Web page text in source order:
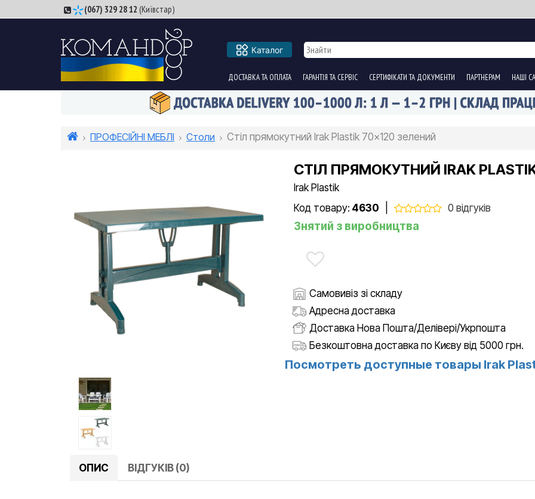
(067) 329 28 12 (Київстар)
Каталог
ДОСТАВКА ТА ОПЛАТА ГАРАНТІЯ ТА СЕРВІС СЕРТИФІКАТИ ТА ДОКУМЕНТИ ПАРТНЕРАМ НАШІ
ПРОФЕСІЙНІ МЕБЛІ Столи Стіл прямокутний Irak Plastik 70x120 зелений
СТІЛ ПРЯМОКУТНИЙ IRAK
Irak Plastik
Код товару: 4630 0 відгуків
Знятий з виробництва
Самовивіз зі складу
Адресна доставка
Доставка Нова Пошта/Делівері/Укрпошта
Безкоштовна доставка по Києву від 5000 грн.
Посмотреть доступные товары Irak
ОПИС ВІДГУКІВ (0)